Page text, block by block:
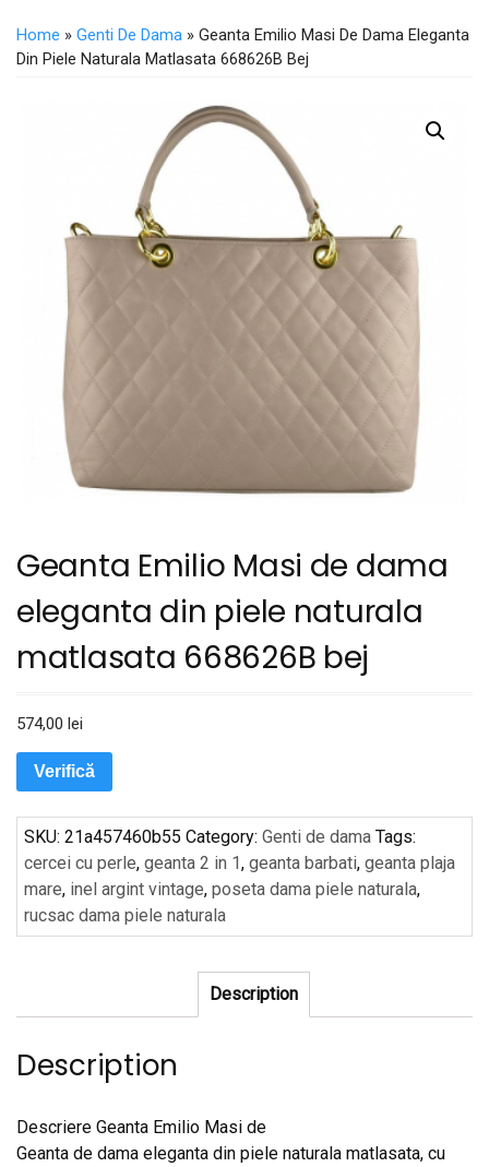
Home » Genti De Dama » Geanta Emilio Masi De Dama Eleganta
Din Piele Naturala Matlasata 668626B Bej
Geanta Emilio Masi de dama
eleganta din piele naturala
matlasata 668626B bej
574,00 lei
Verifică
SKU: 21a457460b55 Category: Genti de dama Tags:
cercei cu perle, geanta 2 in 1, geanta barbati, geanta plaja
mare, inel argint vintage, poseta dama piele naturala,
rucsac dama piele naturala
Description
Description
Descriere Geanta Emilio Masi de
Geanta de dama eleganta din piele naturala matlasata, cu